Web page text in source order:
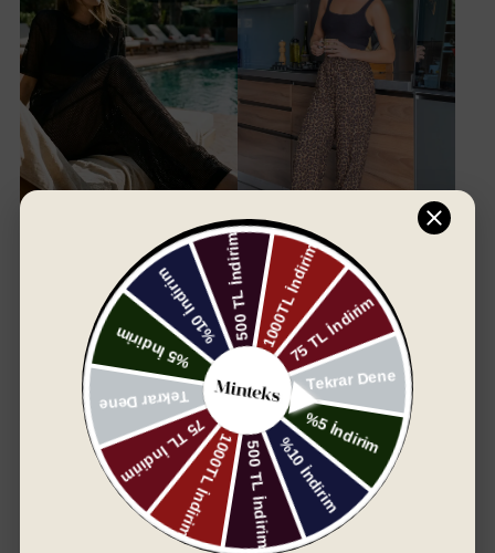
Sepete Ekle
File Örme Pantolon - Siyah
₺ 1,450.00
Sepete Ekle
After Bath Leopard Kadın
Pantolon
₺ 1,100.00